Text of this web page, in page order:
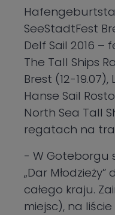
SeeStadtFest
Delf Sail 2016 –
The Tall Ships
Brest (12-19.07),
Hanse Sail
North Sea Tall
regatach na
- W Goteborgu
„Dar
całego kraju.
miejsc), na